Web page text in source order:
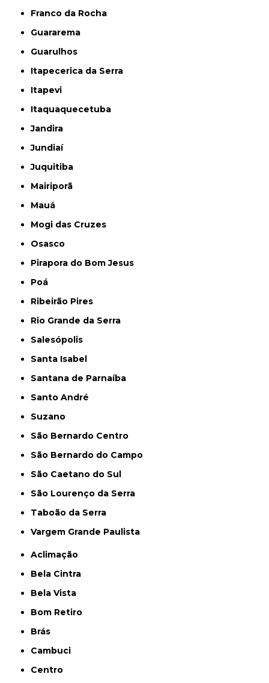
Franco da Rocha
Guararema
Guarulhos
Itapecerica da Serra
Itapevi
Itaquaquecetuba
Jandira
Jundiaí
Juquitiba
Mairiporã
Mauá
Mogi das Cruzes
Osasco
Pirapora do Bom Jesus
Poá
Ribeirão Pires
Rio Grande da Serra
Salesópolis
Santa Isabel
Santana de Parnaíba
Santo André
Suzano
São Bernardo Centro
São Bernardo do Campo
São Caetano do Sul
São Lourenço da Serra
Taboão da Serra
Vargem Grande Paulista
Aclimação
Bela Cintra
Bela Vista
Bom Retiro
Brás
Cambuci
Centro